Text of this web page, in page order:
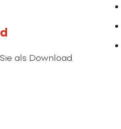
als Download.